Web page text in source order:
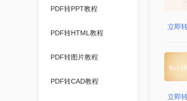
PDF转PPT教程
PDF转HTML教程
PDF转图片教程
PDF转CAD教程
立即
立即